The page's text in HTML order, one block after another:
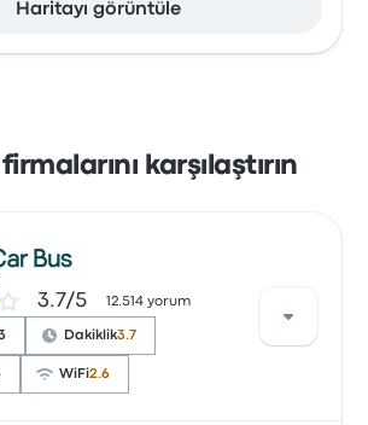
Haritayı görüntüle
karşılaştırın
5 yıldız
3.7/5 12.514 yorum
Dakiklik3.7
WiFi2.6